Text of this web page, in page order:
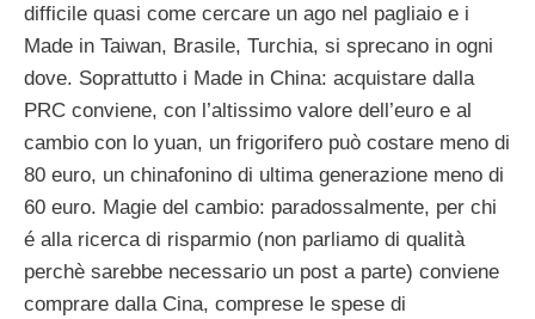
difficile quasi come cercare un ago nel pagliaio e i
Made in Taiwan, Brasile, Turchia, si sprecano in ogni
dove. Soprattutto i Made in China: acquistare dalla
PRC conviene, con l’altissimo valore dell’euro e al
cambio con lo yuan, un frigorifero può costare meno di
80 euro, un chinafonino di ultima generazione meno di
60 euro. Magie del cambio: paradossalmente, per chi
é alla ricerca di risparmio (non parliamo di qualità
perchè sarebbe necessario un post a parte) conviene
comprare dalla Cina, comprese le spese di